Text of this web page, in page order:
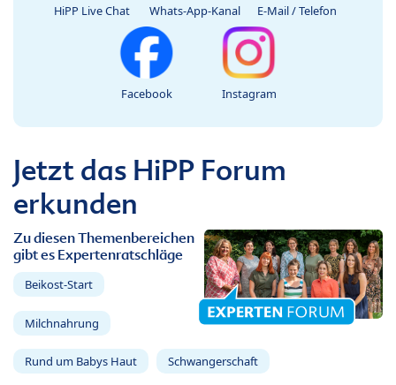
HiPP Live Chat Whats-App-Kanal E-Mail / Telefon
Facebook Instagram
Jetzt das HiPP Forum
erkunden
Zu diesen Themenbereichen
gibt es Expertenratschläge
Beikost-Start
Milchnahrung
Rund um Babys Haut Schwangerschaft